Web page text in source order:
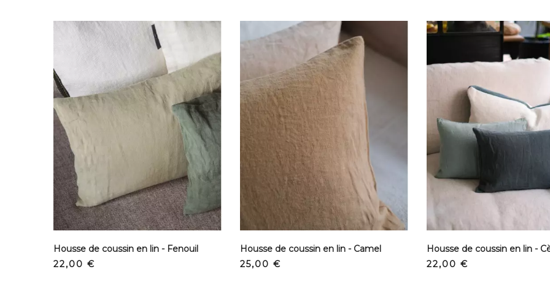
Housse de coussin en lin - Fenouil
Prix
22,00 €
Housse de coussin en lin - Camel
Prix
25,00 €
Housse de coussin en lin -
Prix
22,00 €